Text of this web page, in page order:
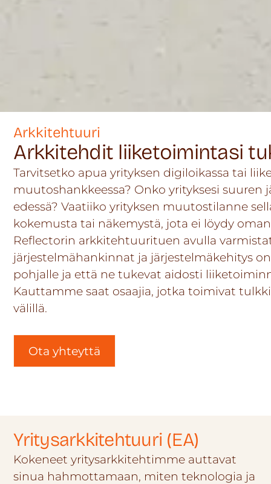
Arkkitehtuuri
Arkkitehdit liiketoimintasi
Tarvitsetko apua yrityksen digiloikassa tai
muutoshankkeessa? Onko yrityksesi
edessä? Vaatiiko yrityksen muutostilanne
kokemusta tai näkemystä, jota ei löydy
Reflectorin arkkitehtuurituen avulla
järjestelmähankinnat ja järjestelmäkehitys
pohjalle ja että ne tukevat aidosti
Kauttamme saat osaajia, jotka toimivat
välillä.
Ota yhteyttä
Yritysarkkitehtuuri (EA)
Kokeneet yritysarkkitehtimme auttavat
sinua hahmottamaan, miten teknologia ja